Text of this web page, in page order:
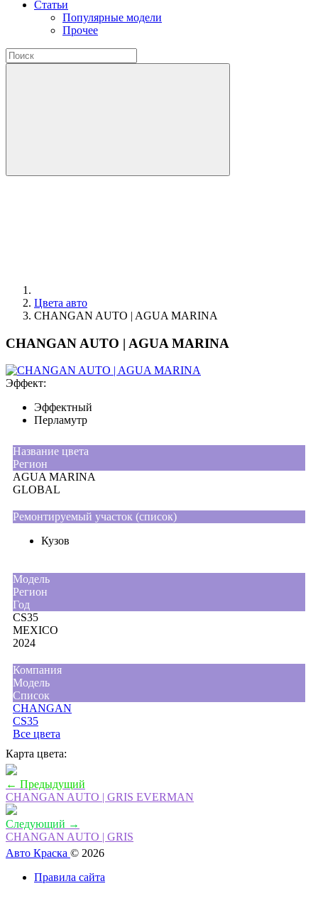
Статьи
Популярные модели
Прочее
Цвета авто
CHANGAN AUTO | AGUA MARINA
CHANGAN AUTO | AGUA MARINA
Эффект:
Эффектный
Перламутр
Название цвета
Регион
AGUA MARINA
GLOBAL
Ремонтируемый участок (список)
Кузов
Moдель
Регион
Год
CS35
MEXICO
2024
Компания
Модель
Список
CHANGAN
CS35
Все цвета
Карта цвета:
← Предыдущий
CHANGAN AUTO | GRIS EVERMAN
Следующий →
CHANGAN AUTO | GRIS
Авто Краска © 2026
Правила сайта